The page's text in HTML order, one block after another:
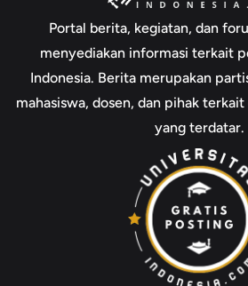
Portal berita, kegiatan, dan
menyediakan informasi terkait
Indonesia. Berita merupakan
mahasiswa, dosen, dan pihak
yang terdatar.